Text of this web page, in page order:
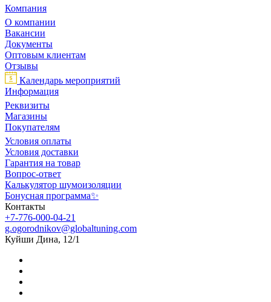
Компания
О компании
Вакансии
Документы
Оптовым клиентам
Отзывы
Календарь мероприятий
Информация
Реквизиты
Магазины
Покупателям
Условия оплаты
Условия доставки
Гарантия на товар
Вопрос-ответ
Калькулятор шумоизоляции
Бонусная программа✨
Контакты
+7-776-000-04-21
g.ogorodnikov@globaltuning.com
Куйши Дина, 12/1